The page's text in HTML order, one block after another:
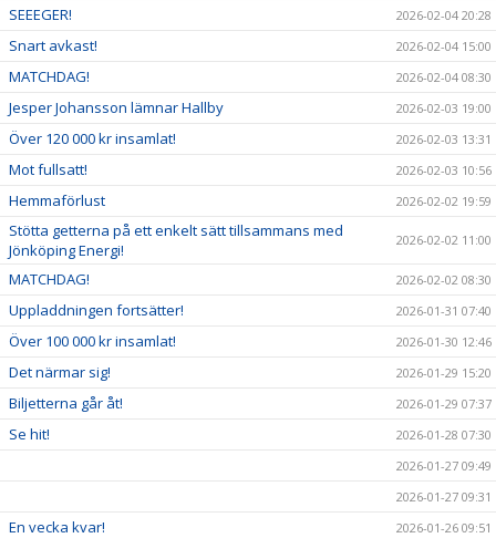
SEEEGER! 2026-02-04 20:28
Snart avkast! 2026-02-04 15:00
MATCHDAG! 2026-02-04 08:30
Jesper Johansson lämnar Hallby 2026-02-03 19:00
Över 120 000 kr insamlat! 2026-02-03 13:31
Mot fullsatt! 2026-02-03 10:56
Hemmaförlust 2026-02-02 19:59
Stötta getterna på ett enkelt sätt tillsammans med
Jönköping Energi!
2026-02-02 11:00
MATCHDAG! 2026-02-02 08:30
Uppladdningen fortsätter! 2026-01-31 07:40
Över 100 000 kr insamlat! 2026-01-30 12:46
Det närmar sig! 2026-01-29 15:20
Biljetterna går åt! 2026-01-29 07:37
Se hit!
2026-01-28 07:30
2026-01-27 09:49
2026-01-27 09:31
En vecka kvar! 2026-01-26 09:51